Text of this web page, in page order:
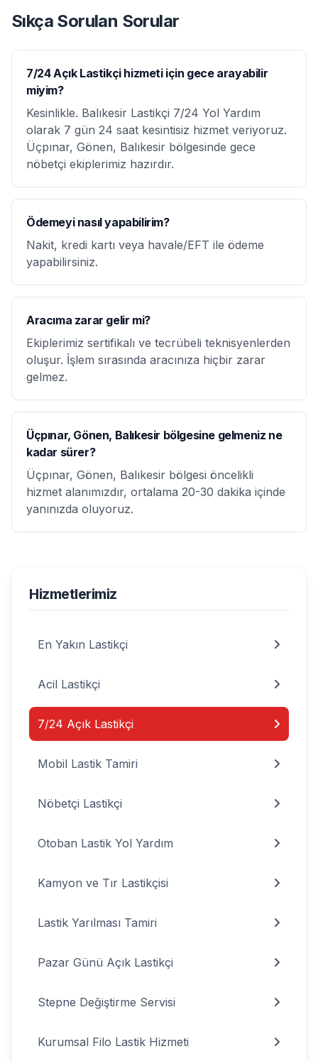
Sıkça Sorulan Sorular
7/24 Açık Lastikçi hizmeti için gece arayabilir
miyim?
Kesinlikle. Balıkesir Lastikçi 7/24 Yol Yardım
olarak 7 gün 24 saat kesintisiz hizmet veriyoruz.
Üçpınar, Gönen, Balıkesir bölgesinde gece
nöbetçi ekiplerimiz hazırdır.
Ödemeyi nasıl yapabilirim?
Nakit, kredi kartı veya havale/EFT ile ödeme
yapabilirsiniz.
Aracıma zarar gelir mi?
Ekiplerimiz sertifikalı ve tecrübeli teknisyenlerden
oluşur. İşlem sırasında aracınıza hiçbir zarar
gelmez.
Üçpınar, Gönen, Balıkesir bölgesine gelmeniz ne
kadar sürer?
Üçpınar, Gönen, Balıkesir bölgesi öncelikli
hizmet alanımızdır, ortalama 20-30 dakika içinde
yanınızda oluyoruz.
Hizmetlerimiz
En Yakın Lastikçi
Acil Lastikçi
7/24 Açık Lastikçi
Mobil Lastik Tamiri
Nöbetçi Lastikçi
Otoban Lastik Yol Yardım
Kamyon ve Tır Lastikçisi
Lastik Yarılması Tamiri
Pazar Günü Açık Lastikçi
Stepne Değiştirme Servisi
Kurumsal Filo Lastik Hizmeti